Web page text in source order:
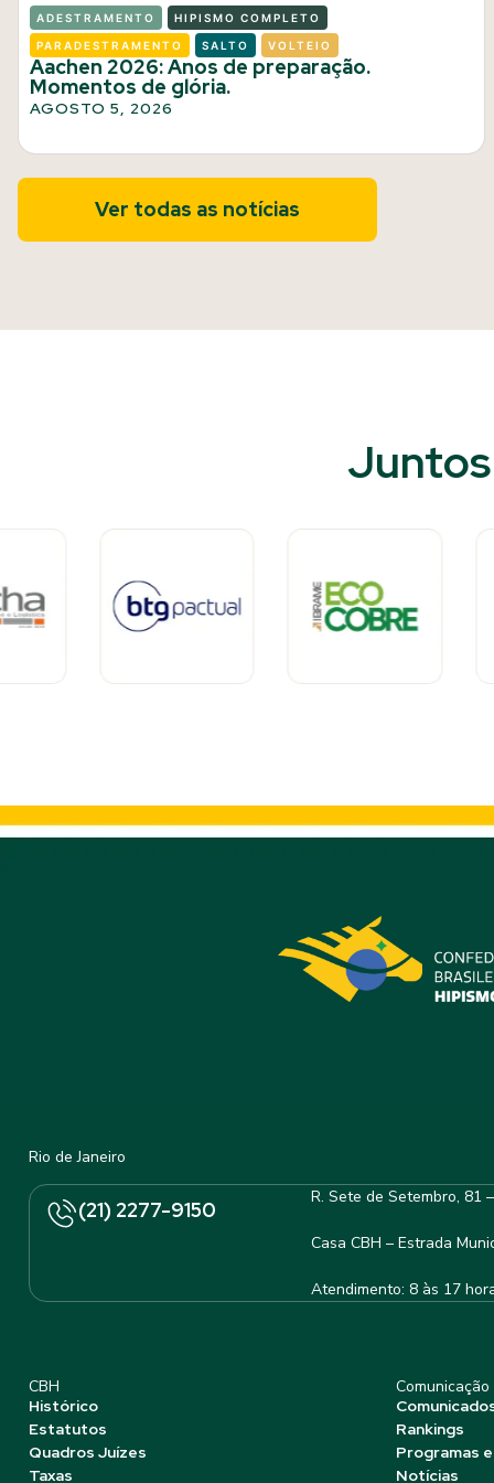
ADESTRAMENTO HIPISMO COMPLETO
PARADESTRAMENTO SALTO VOLTEIO
Aachen 2026: Anos de preparação.
Momentos de glória.
AGOSTO 5, 2026
Ver todas as notícias
Rio de Janeiro
(21) 2277-9150
R. Sete de Setembro, 81
Casa CBH – Estrada
Atendimento: 8 às 17
CBH
Histórico
Estatutos
Quadros Juízes
Taxas
Comunicação
Rankings
Programas
Notícias